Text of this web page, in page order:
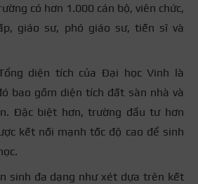
có hơn 1.000 cán bộ, viên chức,
giáo sư, phó giáo sư, tiến sĩ và
diện tích của Đại học Vinh là
bao gồm diện tích đất sàn nhà và
Đặc biệt hơn, trường đầu tư hơn
kết nối mạnh tốc độ cao để sinh
sinh đa dạng như xét dựa trên kết